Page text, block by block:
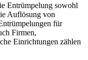
Entrümpelung sowohl
Auflösung von
für
Firmen,
Einrichtungen zählen